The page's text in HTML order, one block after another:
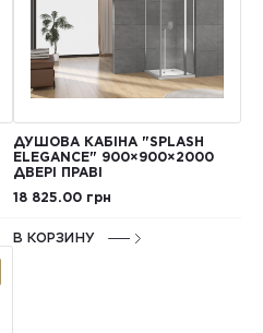
ДУШОВА КАБІНА "SPLASH
ELEGANCE" 900×900×2000
ДВЕРІ ПРАВІ
18 825.00 грн
В КОРЗИНУ